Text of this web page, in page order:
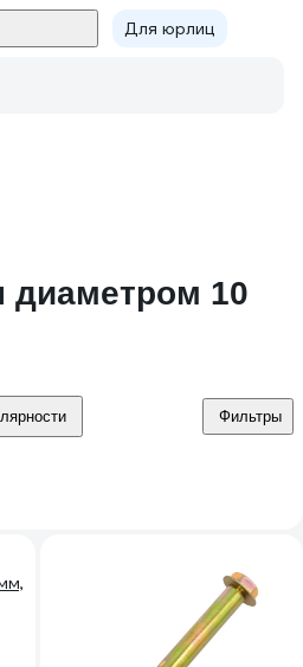
Для юрлиц
диаметром 10
Фильтры